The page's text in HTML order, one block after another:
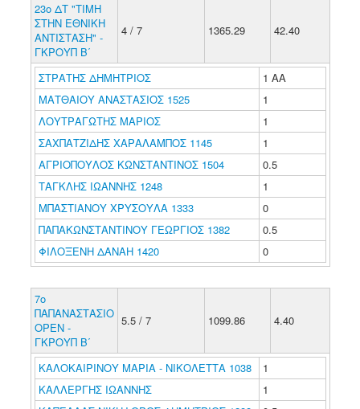
23ο ΔΤ "ΤΙΜΗ
ΣΤΗΝ ΕΘΝΙΚΗ
ΑΝΤΙΣΤΑΣΗ" -
ΓΚΡΟΥΠ Β΄
4 / 7 1365.29 42.40
ΣΤΡΑΤΗΣ ΔΗΜΗΤΡΙΟΣ
1 ΑΑ
ΜΑΤΘΑΙΟΥ ΑΝΑΣΤΑΣΙΟΣ 1525
1
ΛΟΥΤΡΑΓΩΤΗΣ ΜΑΡΙΟΣ
1
ΣΑΧΠΑΤΖΙΔΗΣ ΧΑΡΑΛΑΜΠΟΣ 1145
1
ΑΓΡΙΟΠΟΥΛΟΣ ΚΩΝΣΤΑΝΤΙΝΟΣ 1504
0.5
ΤΑΓΚΛΗΣ ΙΩΑΝΝΗΣ 1248
1
ΜΠΑΣΤΙΑΝΟΥ ΧΡΥΣΟΥΛΑ 1333
0
ΠΑΠΑΚΩΝΣΤΑΝΤΙΝΟΥ ΓΕΩΡΓΙΟΣ 1382
0.5
ΦΙΛΟΞΕΝΗ ΔΑΝΑΗ 1420
0
7ο
ΠΑΠΑΝΑΣΤΑΣΙΟ
ΟΡΕΝ -
ΓΚΡΟΥΠ Β΄
5.5 / 7 1099.86 4.40
ΚΑΛΟΚΑΙΡΙΝΟΥ ΜΑΡΙΑ - ΝΙΚΟΛΕΤΤΑ 1038
1
ΚΑΛΛΕΡΓΗΣ ΙΩΑΝΝΗΣ
1